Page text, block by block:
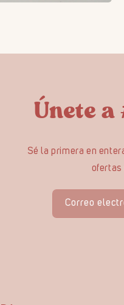
Únete
Sé la primera en
ofertas
Correo